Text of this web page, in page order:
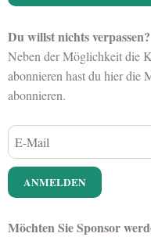
Du willst nichts verpassen?
Neben der Möglichkeit die
abonnieren hast du hier
abonnieren.
Möchten Sie Sponsor